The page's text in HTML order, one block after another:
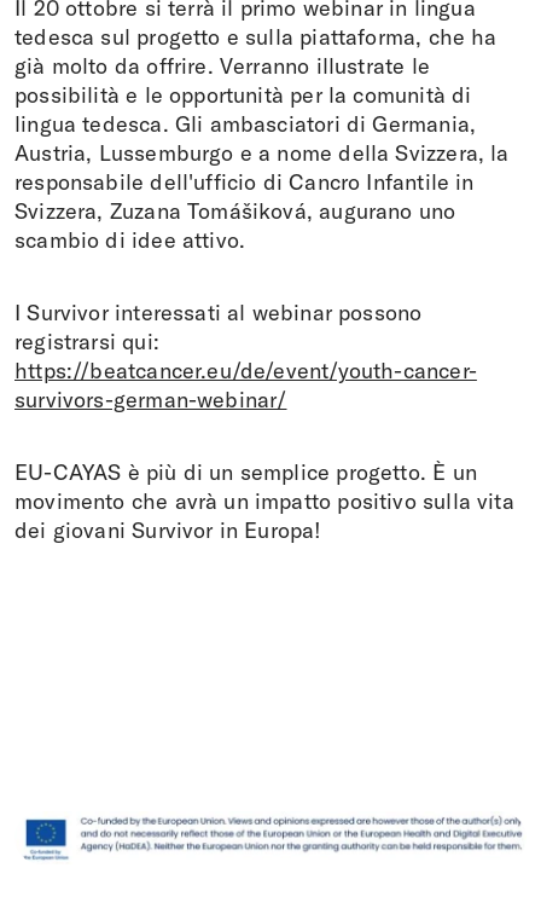
Il 20 ottobre si terrà il primo webinar in lingua
tedesca sul progetto e sulla piattaforma, che ha
già molto da offrire. Verranno illustrate le
possibilità e le opportunità per la comunità di
lingua tedesca. Gli ambasciatori di Germania,
Austria, Lussemburgo e a nome della Svizzera, la
responsabile dell'ufficio di Cancro Infantile in
Svizzera, Zuzana Tomášiková, augurano uno
scambio di idee attivo.
I Survivor interessati al webinar possono
registrarsi qui:
https://beatcancer.eu/de/event/youth-cancer-
survivors-german-webinar/
EU-CAYAS è più di un semplice progetto. È un
movimento che avrà un impatto positivo sulla vita
dei giovani Survivor in Europa!